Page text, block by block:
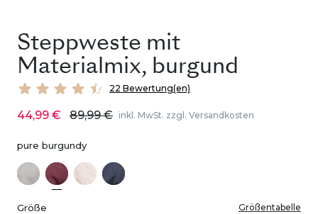
Steppweste mit
Materialmix, burgund
22 Bewertung(en)
44,99 € 89,99 € inkl. MwSt. zzgl. Versandkosten
pure burgundy
Größe Größentabelle